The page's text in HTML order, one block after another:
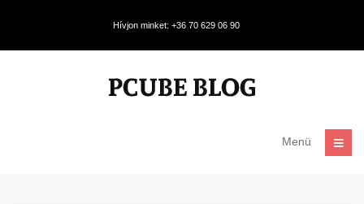
Hívjon minket: +36 70 629 06 90
Menü